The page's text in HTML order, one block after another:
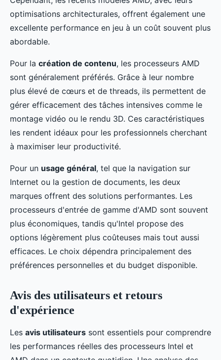
optimisations architecturales, offrent également une
excellente performance en jeu à un coût souvent plus
abordable.
Pour la création de contenu, les processeurs AMD
sont généralement préférés. Grâce à leur nombre
plus élevé de cœurs et de threads, ils permettent de
gérer efficacement des tâches intensives comme le
montage vidéo ou le rendu 3D. Ces caractéristiques
les rendent idéaux pour les professionnels cherchant
à maximiser leur productivité.
Pour un usage général, tel que la navigation sur
Internet ou la gestion de documents, les deux
marques offrent des solutions performantes. Les
processeurs d'entrée de gamme d'AMD sont souvent
plus économiques, tandis qu'Intel propose des
options légèrement plus coûteuses mais tout aussi
efficaces. Le choix dépendra principalement des
préférences personnelles et du budget disponible.
Avis des utilisateurs et retours
d'expérience
Les avis utilisateurs sont essentiels pour comprendre
les performances réelles des processeurs Intel et